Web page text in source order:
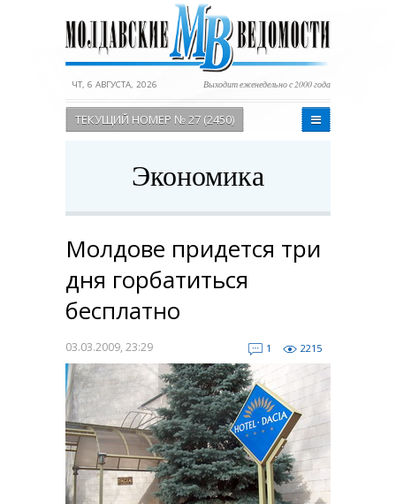
ЧТ, 6 АВГУСТА, 2026 Выходит еженедельно с 2000 года
ТЕКУЩИЙ НОМЕР № 27 (2450)
Экономика
Молдове придется три
дня горбатиться
бесплатно
03.03.2009, 23:29 1 2215